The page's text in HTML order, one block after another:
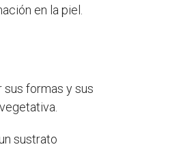
en la piel.
sus formas y sus
sustrato